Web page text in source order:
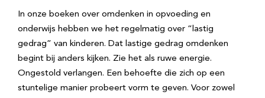
In onze boeken over omdenken in opvoeding en
onderwijs hebben we het regelmatig over “lastig
gedrag” van kinderen. Dat lastige gedrag omdenken
begint bij anders kijken. Zie het als ruwe energie.
Ongestold verlangen. Een behoefte die zich op een
stuntelige manier probeert vorm te geven. Voor zowel